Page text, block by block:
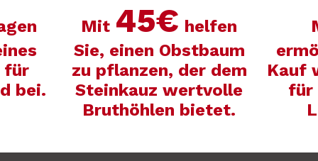
für
bei.
Mit 45€ helfen
Sie, einen Obstbaum
zu pflanzen, der dem
Steinkauz wertvolle
Bruthöhlen bietet.
Kauf
für